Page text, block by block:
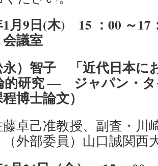
月9日(木) 15 ：00 ～
議室
永）智子 「近代日本に
研究― ジャパン・タ
博士論文）
卓己准教授、 副査・川
外部委員） 山口誠関西